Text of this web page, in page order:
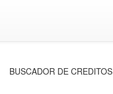
BUSCADOR DE CREDITOS